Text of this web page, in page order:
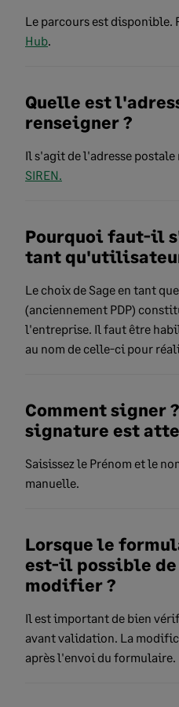
Le parcours est disponible.
Hub.
Quelle est
renseigner ?
Il s'agit de l'adresse postale
SIREN.
Pourquoi faut-il
tant
Le choix de Sage en tant
(anciennement PDP)
l'entreprise. Il faut être
au nom de celle-ci pour
Comment signer
signature est
Saisissez le Prénom et le
manuelle.
Lorsque le
est-il possible
modifier ?
Il est important de bien
avant validation. La
après l'envoi du formulaire.